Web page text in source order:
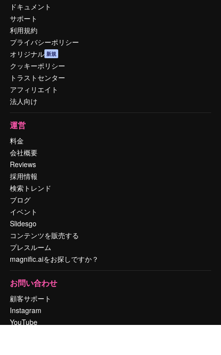
ドキュメント
サポート
利用規約
プライバシーポリシー
オリジナル 新規
クッキーポリシー
トラストセンター
アフィリエイト
法人向け
運営
料金
会社概要
Reviews
採用情報
検索トレンド
ブログ
イベント
Slidesgo
コンテンツを販売する
プレスルーム
magnific.aiをお探しですか？
お問い合わせ
顧客サポート
Instagram
YouTube